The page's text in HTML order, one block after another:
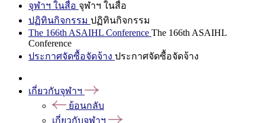
จุฬาฯ ในสื่อ จุฬาฯ ในสื่อ
ปฏิทินกิจกรรม ปฏิทินกิจกรรม
The 166th ASAIHL Conference The 166th ASAIHL
Conference
ประกาศจัดซื้อจัดจ้าง ประกาศจัดซื้อจัดจ้าง
เกี่ยวกับจุฬาฯ
ย้อนกลับ
เกี่ยวกับจุฬาฯ